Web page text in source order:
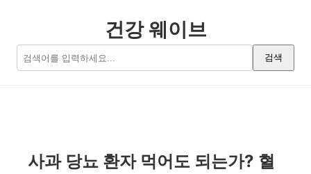
건강 웨이브
검색
사과 당뇨 환자 먹어도 되는가? 혈